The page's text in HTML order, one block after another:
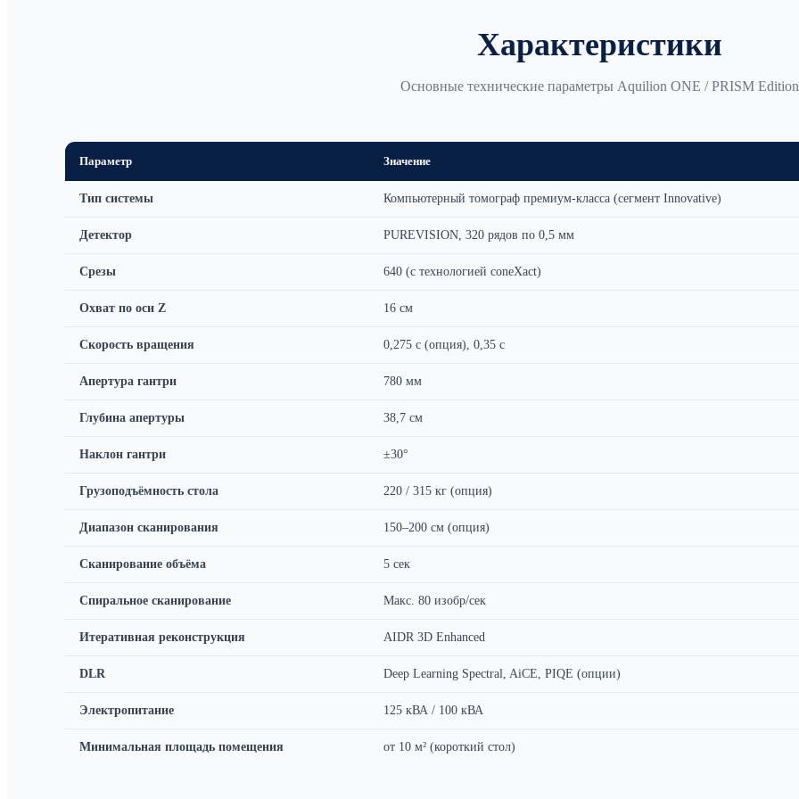
Характеристики
Основные технические параметры Aquilion ONE / PRISM Edition
Параметр Значение
Тип системы Компьютерный томограф премиум-класса (сегмент Innovative)
Детектор PUREVISION, 320 рядов по 0,5 мм
Срезы 640 (с технологией coneXact)
Охват по оси Z 16 см
Скорость вращения 0,275 с (опция), 0,35 с
Апертура гантри 780 мм
Глубина апертуры 38,7 см
Наклон гантри ±30°
Грузоподъёмность стола 220 / 315 кг (опция)
Диапазон сканирования 150–200 см (опция)
Сканирование объёма 5 сек
Спиральное сканирование Макс. 80 изобр/сек
Итеративная реконструкция AIDR 3D Enhanced
DLR Deep Learning Spectral, AiCE, PIQE (опции)
Электропитание 125 кВА / 100 кВА
Минимальная площадь помещения от 10 м² (короткий стол)